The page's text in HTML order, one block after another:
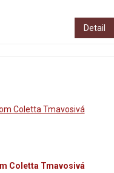
Detail
Coletta Tmavosivá